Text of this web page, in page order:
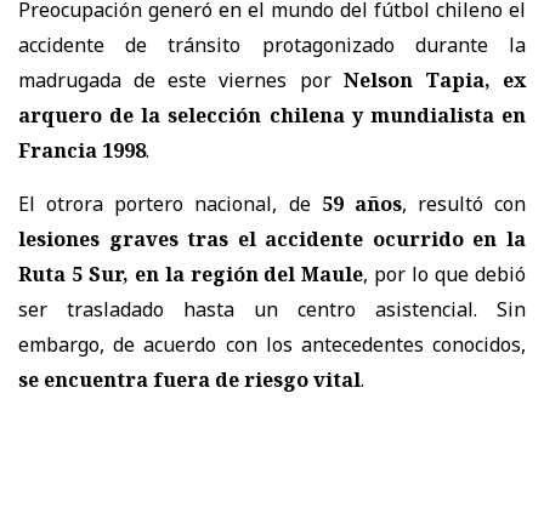
Preocupación generó en el mundo del fútbol chileno el
accidente de tránsito protagonizado durante la
madrugada de este viernes por Nelson Tapia, ex
arquero de la selección chilena y mundialista en
Francia 1998.
El otrora portero nacional, de 59 años, resultó con
lesiones graves tras el accidente ocurrido en la
Ruta 5 Sur, en la región del Maule, por lo que debió
ser trasladado hasta un centro asistencial. Sin
embargo, de acuerdo con los antecedentes conocidos,
se encuentra fuera de riesgo vital.